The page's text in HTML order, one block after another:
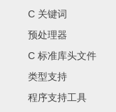
C 关键词
预处理器
C 标准库头文件
类型支持
程序支持工具